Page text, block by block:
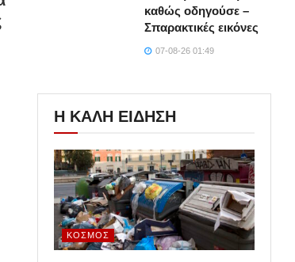
καθώς οδηγούσε –
Σπαρακτικές εικόνες
07-08-26 01:49
Η ΚΑΛΗ ΕΙΔΗΣΗ
ΚΌΣΜΟΣ